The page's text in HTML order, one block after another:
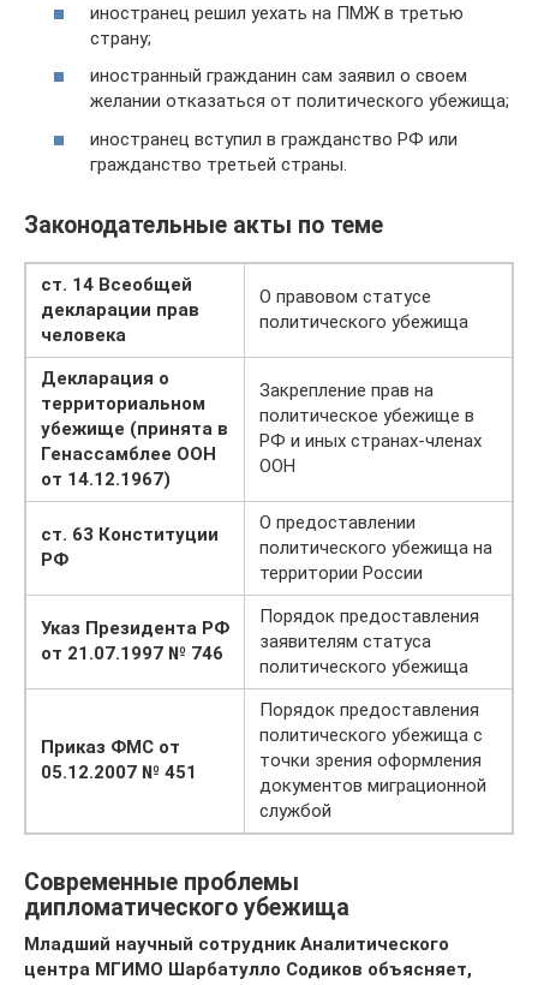
иностранец решил уехать на ПМЖ в третью
страну;
иностранный гражданин сам заявил о своем
желании отказаться от политического убежища;
иностранец вступил в гражданство РФ или
гражданство третьей страны.
Законодательные акты по теме
ст. 14 Всеобщей
декларации прав
человека
О правовом статусе
политического убежища
Декларация о
территориальном
убежище (принята в
Генассамблее ООН
от 14.12.1967)
Закрепление прав на
политическое убежище в
РФ и иных странах-членах
ООН
ст. 63 Конституции
РФ
О предоставлении
политического убежища на
территории России
Указ Президента РФ
от 21.07.1997 № 746
Порядок предоставления
заявителям статуса
политического убежища
Приказ ФМС от
05.12.2007 № 451
Порядок предоставления
политического убежища с
точки зрения оформления
документов миграционной
службой
Современные проблемы
дипломатического убежища
Младший научный сотрудник Аналитического
центра МГИМО Шарбатулло Содиков объясняет,